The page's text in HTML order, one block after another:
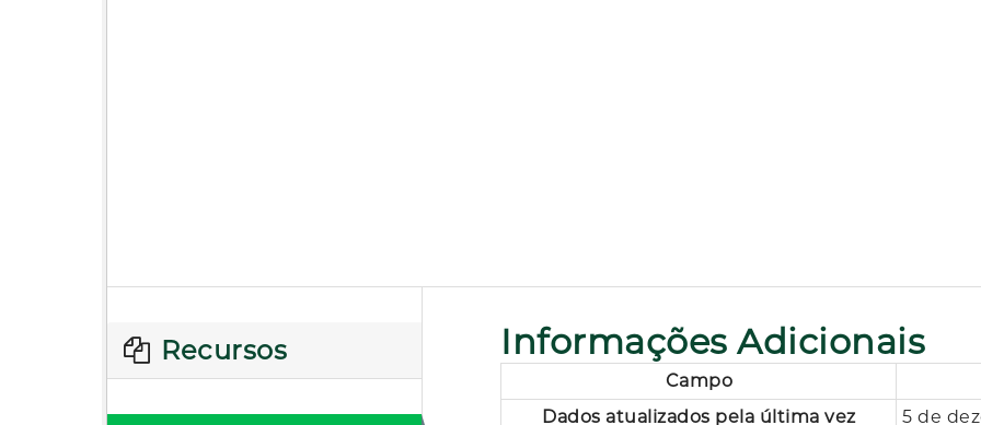
Recursos Informações Adicionais
Campo
Dados atualizados pela última vez
5 de